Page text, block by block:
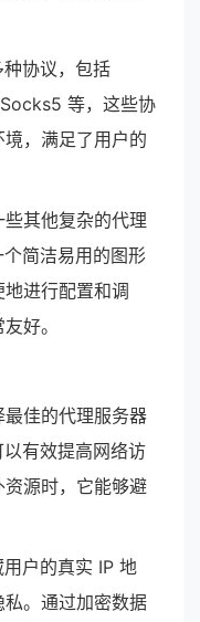
协议，包括
等，这些协
，满足了用户的
些其他复杂的代理
简洁易用的图形
进行配置和调
好。
最佳的代理服务器
有效提高网络访
源时，它能够避
户的真实 IP 地
。通过加密数据